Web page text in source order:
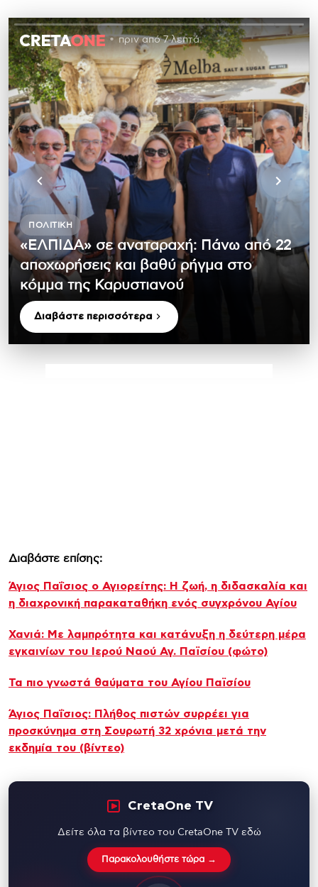
πριν από 7 λεπτά
ΠΟΛΙΤΙΚΉ
«ΕΛΠΙΔΑ» σε αναταραχή: Πάνω από 22
αποχωρήσεις και βαθύ ρήγμα στο
κόμμα της Καρυστιανού
Διαβάστε περισσότερα
Διαβάστε επίσης:
Άγιος Παΐσιος ο Αγιορείτης: Η ζωή, η διδασκαλία και
η διαχρονική παρακαταθήκη ενός συγχρόνου Αγίου
Χανιά: Με λαμπρότητα και κατάνυξη η δεύτερη μέρα
εγκαινίων του Ιερού Ναού Αγ. Παϊσίου (φώτο)
Τα πιο γνωστά θαύματα του Αγίου Παϊσίου
Άγιος Παΐσιος: Πλήθος πιστών συρρέει για
προσκύνημα στη Σουρωτή 32 χρόνια μετά την
εκδημία του (βίντεο)
CretaOne TV
Δείτε όλα τα βίντεο του CretaOne TV εδώ
Παρακολουθήστε τώρα →